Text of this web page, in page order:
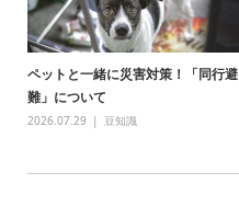
ペットと一緒に災害対策！「同行避
難」について
2026.07.29 豆知識